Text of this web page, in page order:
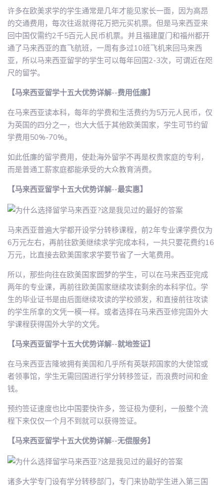
许多在欧美求学的学生通常是几年才能见家长一面，因为高昂
的交通费用，每次往返就得花万把元买机票。但是马来西亚来
回中国仅需约2千5百元人民币机票。并且福建厦门和福州都开
通了马来西亚的直飞航班，一周有多过10班飞机来回马来西
亚，所以马来西亚留学的学生可以每年回国2-3次，可谓近在咫
尺的留学。
【马来西亚留学十五大优势详解--费用低廉】
在马来西亚读本科，每年的学费和生活费约为5万元人民币，仅
为英国的四分之一，也大大低于其他欧美国家，学生可节约留
学费用50%-70%。
如此低廉的留学费用，使赴海外留学不再是权贵家庭的专利，
而是普通工薪家庭都能承受的大众教育消费。
【马来西亚留学十五大优势详解--最实惠】
马来西亚普遍大学都开设学分转移课程，前2年专业课学费仅为
6万元左右，再前往欧美继续求学完成本科，一共只要花费约16
万元，比直接去欧美国家求学要节省了一大笔费用。
所以，那些向往在欧美国家圆梦的学生，可以在马来西亚完成
两年的专业课，再前往欧美国家继续攻读剩余的本科学位。学
生的毕业证书是由后面继续攻读的学校颁发，和直接前往攻读
的学生所拿的文凭一模一样。或者选择在马来西亚修完国外大
学课程获得国外大学的文凭。
【马来西亚留学十五大优势详解--就地签证】
在马来西亚吉隆坡拥有美国和几乎所有英联邦国家的大使馆或
者领事馆，学生无需回国进行学分转移签证，而浪费时间和金
钱。
预约签证速度也比中国要快许多，签证极为便利，一般整个流
程下来仅仅一个月不到就可以获得签证。
【马来西亚留学十五大优势详解--无偿服务】
诸多大学专门设有学分转移部门，专门来协助学生进入第三国